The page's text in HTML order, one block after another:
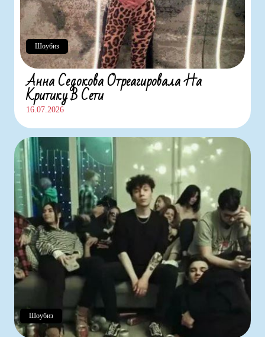
Анна Седокова Отреагировала На
Критику В Сети
16.07.2026
Шоубиз
Шоубиз